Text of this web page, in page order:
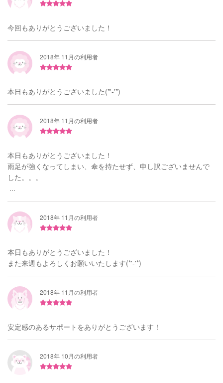
今回もありがとうございました！
2018年 11月の利用者
本日もありがとうございました(*'-'*)
2018年 11月の利用者
本日もありがとうございました！
雨足が強くなってしまい、傘を持たせず、申し訳ございませんで
した。。。
...
2018年 11月の利用者
本日もありがとうございました！
また来週もよろしくお願いいたします(*'-'*)
2018年 11月の利用者
安定感のあるサポートをありがとうございます！
2018年 10月の利用者